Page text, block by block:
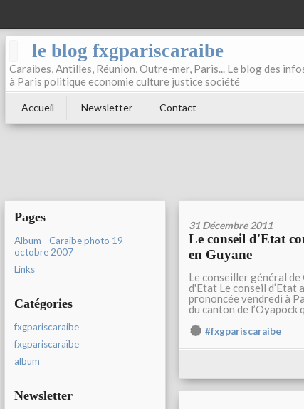
le blog fxgpariscaraibe
Caraibes, Antilles, Réunion, Outre-mer, Paris... Le blog des
à Paris politique economie culture justice société
Accueil Newsletter Contact
Pages
Album - Caraibe photo 19
octobre 2007
Links
Catégories
fxgpariscaraibe
fxgpariscaraïbe
album
Newsletter
31 Décembre 2011
Le conseil d'Etat
en Guyane
Le conseiller général
d'Etat Le conseil d’Etat
prononcée vendredi à
du canton de l’Oyapock
#fxgpariscaraibe